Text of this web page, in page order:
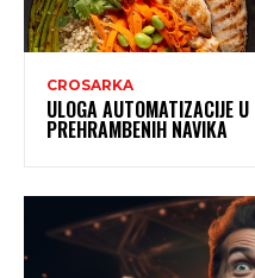
CROSARKA
ULOGA AUTOMATIZACIJE
PREHRAMBENIH NAVIKA